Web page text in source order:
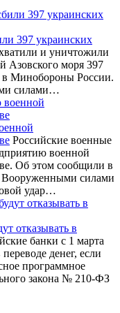
397 украинских
и уничтожили
Азовского моря 397
Минобороны России.
силами…
Российские военные
военной
Об этом сообщили в
силами
удар…
отказывать в
банки с 1 марта
денег, если
программное
закона № 210-ФЗ